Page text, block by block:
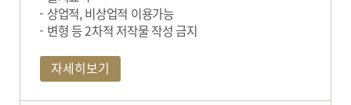
상업적, 비상업적 이용가능
변형 등 2차적 저작물 작성 금지
자세히보기